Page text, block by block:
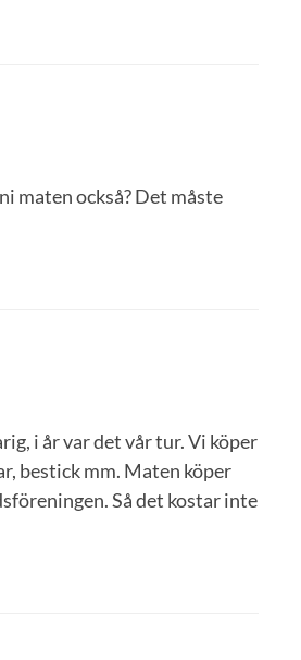
maten också? Det måste
i år var det vår tur. Vi köper
bestick mm. Maten köper
Så det kostar inte